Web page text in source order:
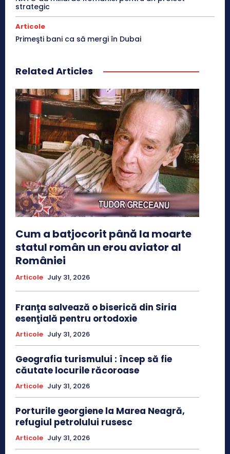
strategic
Articole
Primeşti bani ca să mergi în Dubai
Related Articles
Cum a batjocorit până la moarte
statul român un erou aviator al
României
Articole July 31, 2026
Franţa salvează o biserică din Siria
esenţială pentru ortodoxie
Articole July 31, 2026
Geografia turismului : încep să fie
căutate locurile răcoroase
Articole July 31, 2026
Porturile georgiene la Marea Neagră,
refugiul petrolului rusesc
Articole July 31, 2026